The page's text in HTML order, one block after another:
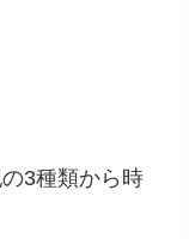
3種類から時